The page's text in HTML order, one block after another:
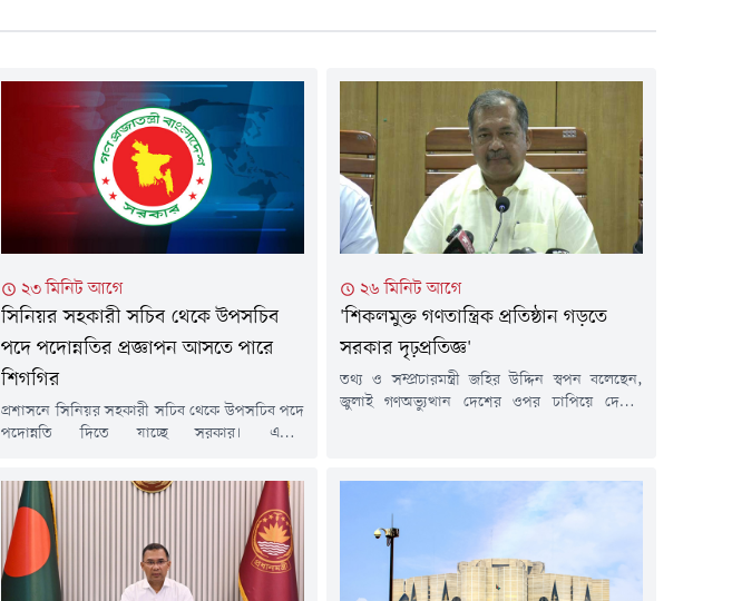
২৩ মিনিট আগে
সিনিয়র সহকারী সচিব থেকে উপসচিব
পদে পদোন্নতির প্রজ্ঞাপন আসতে পারে
শিগগির
প্রশাসনে সিনিয়র সহকারী সচিব থেকে উপসচিব পদে
পদোন্নতি দিতে যাচ্ছে সরকার। এজন্য
যাচাই-বাছাই করেছে পদোন্নতির সুপারিশকারী কর্তৃপক্ষ
সুপিরিয়র সিলেকশন বোর্ড (এসএসবি)।বৃহস্পতিবার
(৬ আগস্ট) রাতে অথবা আগামী সপ্তাহের প্রথমদিকেই
আড়াই শতাধিক কর্মকর্তাকে পদোন্নতি দিয়ে প্রজ্ঞাপন
জারি হতে পারে বলে জানা গেছে।জনপ্রশাসন
মন্ত্রণালয় সূত্র বলছে, উপসচিব পদে...
২৬ মিনিট আগে
'শিকলমুক্ত গণতান্ত্রিক প্রতিষ্ঠান গড়তে
সরকার দৃঢ়প্রতিজ্ঞ'
তথ্য ও সম্প্রচারমন্ত্রী জহির উদ্দিন স্বপন বলেছেন,
জুলাই গণঅভ্যুত্থান দেশের ওপর চাপিয়ে দেওয়া
পারে, সে লক্ষ্যে একটি শক্তিশালী প্রাতিষ্ঠানিক
কাঠামো গড়ে তুলতে সরকার কাজ করছে।বৃহস্পতিবার
(৬ আগস্ট)...